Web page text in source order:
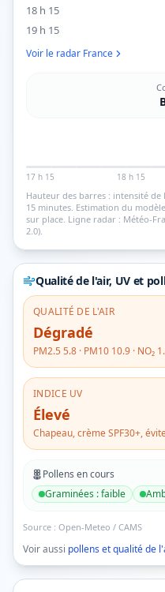
18 h 15
19 h 15
Voir le radar France
17 h 15 18 h 15
Hauteur des barres : intensité
15 minutes. Estimation du
sur place. Ligne radar : Météo-
2.0).
Qualité de l'air, UV et
QUALITÉ DE L'AIR
Dégradé
PM2.5 5.8 · PM10 10.9 · NO₂
INDICE UV
Élevé
Chapeau, crème SPF30+,
Pollens en cours
Graminées :faible
Source : Open-Meteo / CAMS
Voir aussi pollens et qualité de